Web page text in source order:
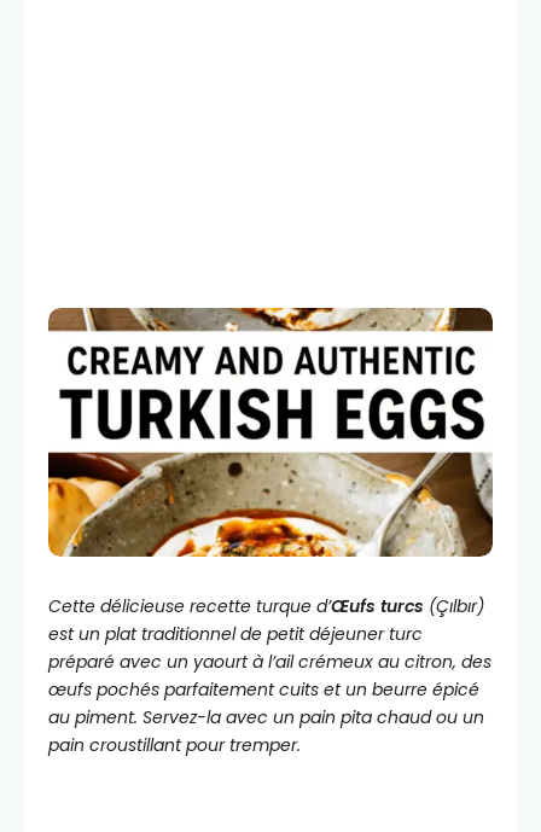
Cette délicieuse recette turque d’Œufs turcs (Çılbır)
est un plat traditionnel de petit déjeuner turc
préparé avec un yaourt à l’ail crémeux au citron, des
œufs pochés parfaitement cuits et un beurre épicé
au piment. Servez-la avec un pain pita chaud ou un
pain croustillant pour tremper.